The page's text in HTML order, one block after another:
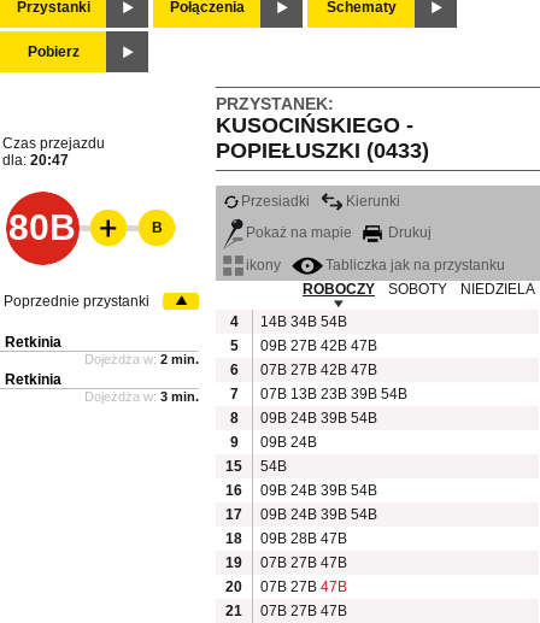
Przystanki Połączenia Schematy
Pobierz
PRZYSTANEK:
KUSOCIŃSKIEGO -
POPIEŁUSZKI (0433)
Czas przejazdu
dla: 20:47
80B
Przesiadki
Kierunki
Pokaż na mapie
Drukuj
ikony
Tabliczka jak na przystanku
ROBOCZY
SOBOTY
NIEDZIELA
4
14B 34B 54B
5
09B 27B 42B 47B
6
07B 27B 42B 47B
7
07B 13B 23B 39B 54B
8
09B 24B 39B 54B
9
09B 24B
15
54B
16
09B 24B 39B 54B
17
09B 24B 39B 54B
18
09B 28B 47B
19
07B 27B 47B
20
07B 27B 47B
21
07B 27B 47B
B
Poprzednie przystanki
Retkinia
Dojeżdża w: 2 min.
Retkinia
Dojeżdża w: 3 min.